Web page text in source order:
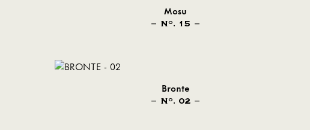
Mosu
NO . 15
Bronte
NO . 02